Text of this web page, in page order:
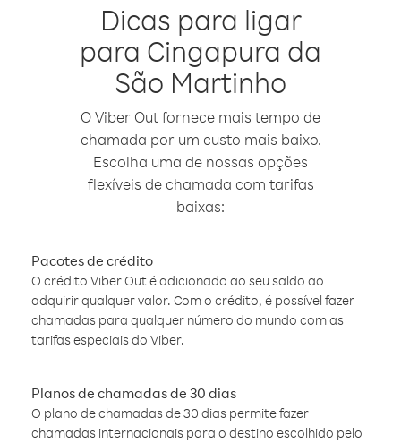
Dicas para ligar
para Cingapura da
São Martinho
O Viber Out fornece mais tempo de
chamada por um custo mais baixo.
Escolha uma de nossas opções
flexíveis de chamada com tarifas
baixas:
Pacotes de crédito
O crédito Viber Out é adicionado ao seu saldo ao
adquirir qualquer valor. Com o crédito, é possível fazer
chamadas para qualquer número do mundo com as
tarifas especiais do Viber.
Planos de chamadas de 30 dias
O plano de chamadas de 30 dias permite fazer
chamadas internacionais para o destino escolhido pelo